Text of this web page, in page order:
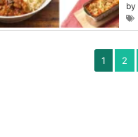
by
1 2